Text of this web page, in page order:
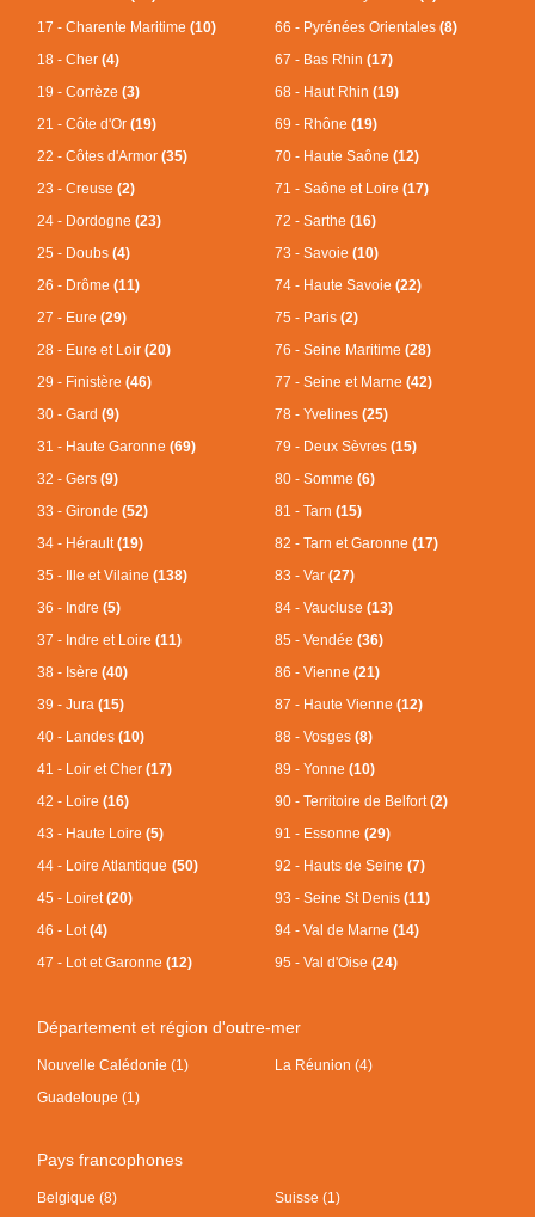
17 - Charente Maritime(10)
18 - Cher(4)
19 - Corrèze(3)
21 - Côte d'Or(19)
22 - Côtes d'Armor(35)
23 - Creuse(2)
24 - Dordogne(23)
25 - Doubs(4)
26 - Drôme(11)
27 - Eure(29)
28 - Eure et Loir(20)
29 - Finistère(46)
30 - Gard(9)
31 - Haute Garonne(69)
32 - Gers(9)
33 - Gironde(52)
34 - Hérault(19)
35 - Ille et Vilaine(138)
36 - Indre(5)
37 - Indre et Loire(11)
38 - Isère(40)
39 - Jura(15)
40 - Landes(10)
41 - Loir et Cher(17)
42 - Loire(16)
43 - Haute Loire(5)
44 - Loire Atlantique(50)
45 - Loiret(20)
46 - Lot(4)
47 - Lot et Garonne(12)
66 - Pyrénées Orientales (8)
67 - Bas Rhin (17)
68 - Haut Rhin (19)
69 - Rhône (19)
70 - Haute Saône (12)
71 - Saône et Loire (17)
72 - Sarthe (16)
73 - Savoie (10)
74 - Haute Savoie (22)
75 - Paris (2)
76 - Seine Maritime (28)
77 - Seine et Marne (42)
78 - Yvelines (25)
79 - Deux Sèvres (15)
80 - Somme (6)
81 - Tarn (15)
82 - Tarn et Garonne (17)
83 - Var (27)
84 - Vaucluse (13)
85 - Vendée (36)
86 - Vienne (21)
87 - Haute Vienne (12)
88 - Vosges (8)
89 - Yonne (10)
90 - Territoire de Belfort (2)
91 - Essonne (29)
92 - Hauts de Seine (7)
93 - Seine St Denis (11)
94 - Val de Marne (14)
95 - Val d'Oise (24)
Département et région d'outre-mer
Nouvelle Calédonie (1)
Guadeloupe (1)
La Réunion (4)
Pays francophones
Belgique (8) Suisse (1)